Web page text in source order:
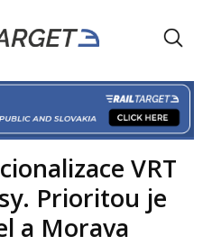
VRT
Prioritou je
a Morava